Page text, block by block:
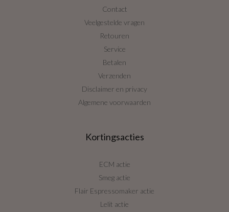
Contact
Veelgestelde vragen
Retouren
Service
Betalen
Verzenden
Disclaimer en privacy
Algemene voorwaarden
Kortingsacties
ECM actie
Smeg actie
Flair Espressomaker actie
Lelit actie